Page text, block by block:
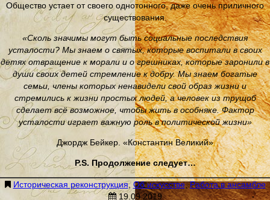
Общество устает от своего однотонного, даже очень приличного
существования.
«Сколь значимы могут быть социальные последствия
усталости? Мы знаем о святых, которые воспитали в своих
детях отвращение к морали и о грешниках, которые заронили в
души своих детей стремление к добру. Мы знаем богатые
семьи, члены которых ненавидели свой образ жизни и
стремились к жизни простых людей, а человек из трущоб
сделает всё возможное, чтобы жить в особняке. Фактор
усталости играет важную роль в политической жизни»
Джордж Бейкер. «Константин Великий»
P.S. Продолжение следует…
Историческая реконструкция,Об искусстве,Работа в ансамбле
19.09.2019